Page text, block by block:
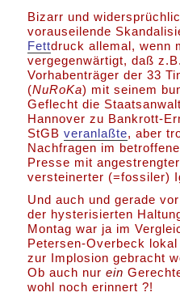
Bizarr und
vorauseilende
Fettdruck allemal, wenn
vergegenwärtigt, daß
Vorhabenträger der 33
(NuRoKa) mit seinem
Geflecht die
Hannover zu Bankrott-
StGBveranlaßte, aber
Nachfragen im
Presse mit
versteinerter (=fossiler)
Und auch und gerade
der hysterisierten
Montag war ja im
Petersen-Overbeck
zur Implosion gebracht
Ob auch nurein
wohl noch erinnert ?!